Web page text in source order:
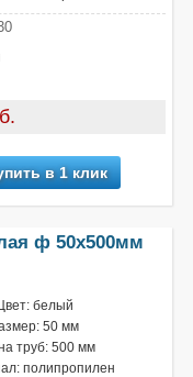
в 1 клик
ф 50х500мм
белый
50 мм
труб: 500 мм
полипропилен